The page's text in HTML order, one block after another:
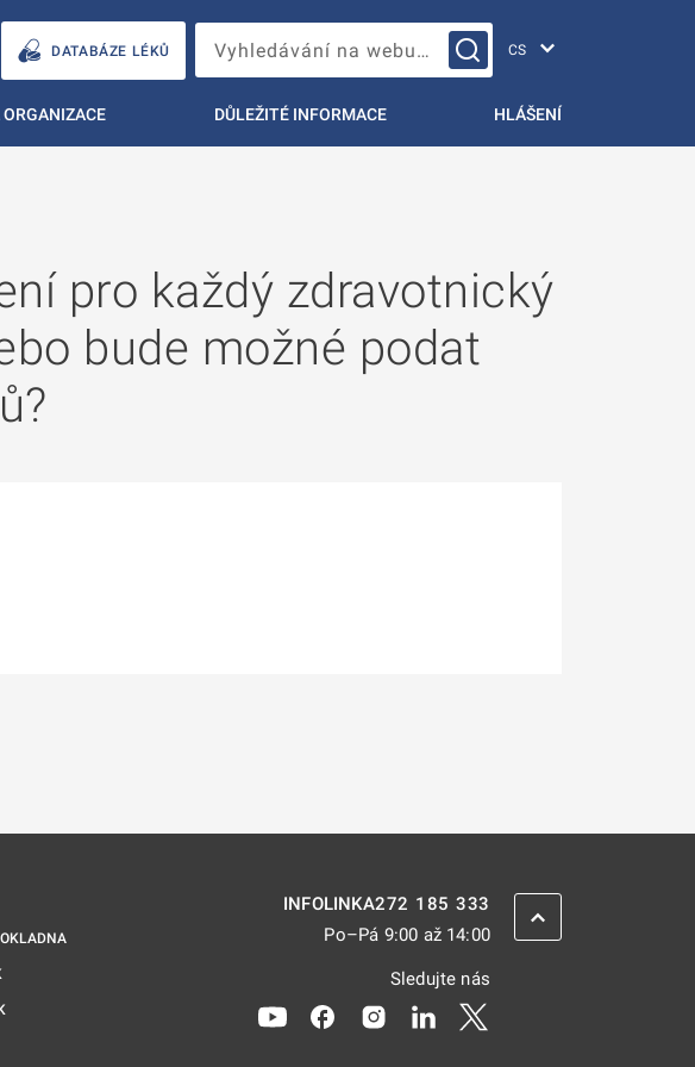
DATABÁZE LÉKŮ Vyhledávání na webu…
DŮLEŽITÉ INFORMACE HLÁŠENÍ
pro každý zdravotnický
bude možné podat
INFOLINKA272 185 333
Po–Pá 9:00 až 14:00
Sledujte nás
Odkaz se otevře na nové kartě
Odkaz se otevře na nové kartě
Odkaz se otevře na nové kartě
Odkaz se otevře na nové
ZPĚT NAHORU